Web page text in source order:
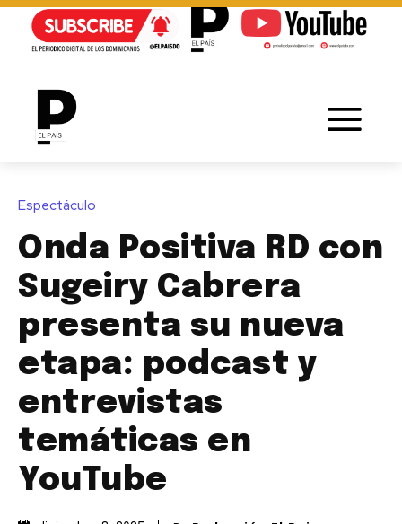
Espectáculo
Onda Positiva RD con
Sugeiry Cabrera
presenta su nueva
etapa: podcast y
entrevistas
temáticas en
YouTube